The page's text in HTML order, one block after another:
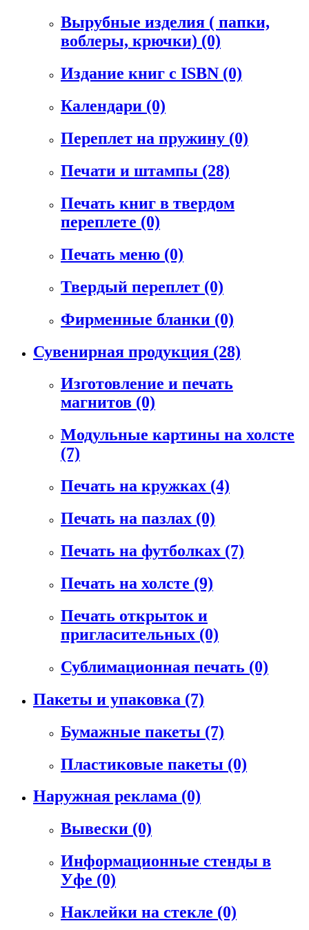
Вырубные изделия ( папки,
воблеры, крючки) (0)
Издание книг с ISBN (0)
Календари (0)
Переплет на пружину (0)
Печати и штампы (28)
Печать книг в твердом
переплете (0)
Печать меню (0)
Твердый переплет (0)
Фирменные бланки (0)
Сувенирная продукция (28)
Изготовление и печать
магнитов (0)
Модульные картины на холсте
(7)
Печать на кружках (4)
Печать на пазлах (0)
Печать на футболках (7)
Печать на холсте (9)
Печать открыток и
пригласительных (0)
Сублимационная печать (0)
Пакеты и упаковка (7)
Бумажные пакеты (7)
Пластиковые пакеты (0)
Наружная реклама (0)
Вывески (0)
Информационные стенды в
Уфе (0)
Наклейки на стекле (0)